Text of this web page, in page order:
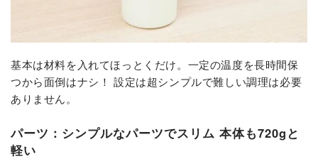
基本は材料を入れてほっとくだけ。一定の温度を長時間保
つから面倒はナシ！ 設定は超シンプルで難しい調理は必要
ありません。
パーツ：シンプルなパーツでスリム 本体も720gと
軽い